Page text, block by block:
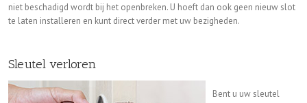
niet beschadigd wordt bij het openbreken. U hoeft dan ook geen nieuw slot
te laten installeren en kunt direct verder met uw bezigheden.
Sleutel verloren
Bent u uw sleutel